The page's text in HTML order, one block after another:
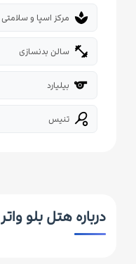
spa مرکز اسپا و سلامتی
fitness_center سالن بدنسازی
بیلیارد
sports_tennis تنیس
درباره هتل بلو واتر